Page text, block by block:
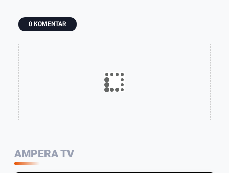
Qur'an
0 KOMENTAR
AMPERA TV